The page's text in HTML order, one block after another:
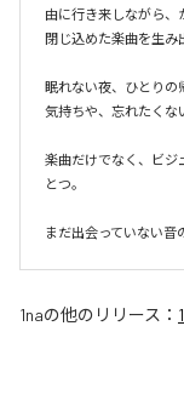
由に行き来しながら、
閉じ込めた楽曲を生み
眠れない夜、ひとりの
気持ちや、忘れたくな
楽曲だけでなく、ビジ
とつ。
まだ出会っていない音
1naの他のリリース：